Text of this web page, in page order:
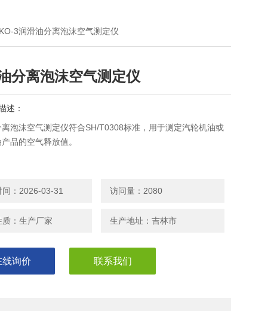
3润滑油分离泡沫空气测定仪
分离泡沫空气测定仪
述：
泡沫空气测定仪符合SH/T0308标准，用于测定汽轮机油或
品的空气释放值。
间：2026-03-31 访问量：2080
质：生产厂家 生产地址：吉林市
线询价 联系我们